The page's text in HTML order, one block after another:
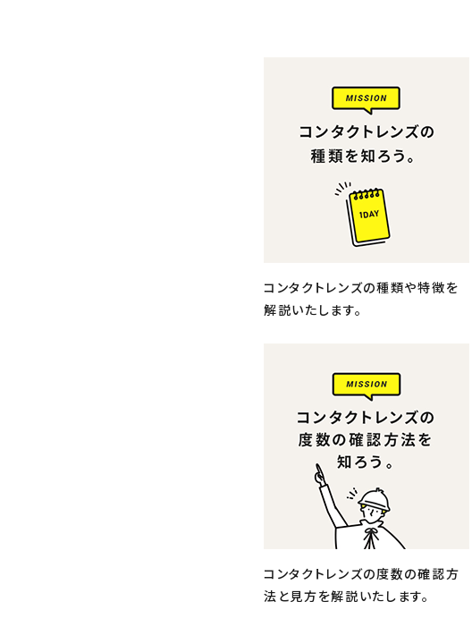
コンタクトレンズの種類や特徴を
解説いたします。
コンタクトレンズの度数の確認方
法と見方を解説いたします。